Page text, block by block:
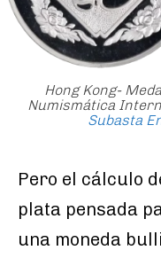
Hong Kong-
Numismática
Subasta
Pero el cálculo
plata pensada
una moneda